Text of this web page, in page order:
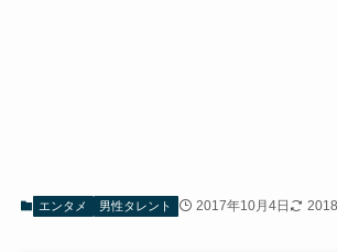
エンタメ 男性タレント 2017年10月4日